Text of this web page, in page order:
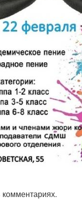
комментариях.